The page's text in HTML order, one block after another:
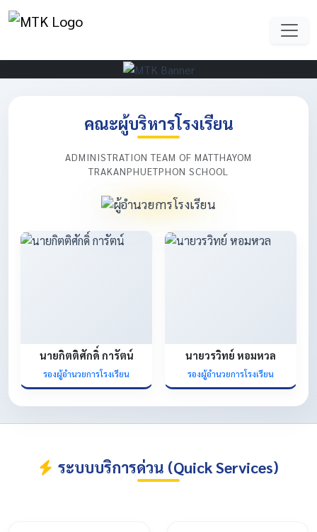
คณะผู้บริหารโรงเรียน
ADMINISTRATION TEAM OF MATTHAYOM
TRAKANPHUETPHON SCHOOL
นายกิตติศักดิ์ การัตน์
รองผู้อำนวยการโรงเรียน
นายวรวิทย์ หอมหวล
รองผู้อำนวยการโรงเรียน
ระบบบริการด่วน (Quick Services)